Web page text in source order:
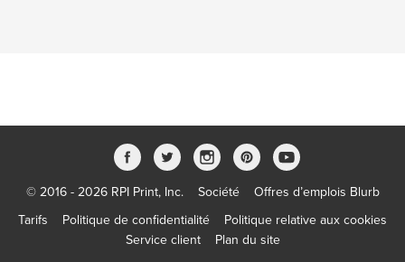
© 2016 - 2026 RPI Print, Inc. Société
Offres d’emplois Blurb
Tarifs
Politique de confidentialité
Politique relative aux cookies
Service client
Plan du site